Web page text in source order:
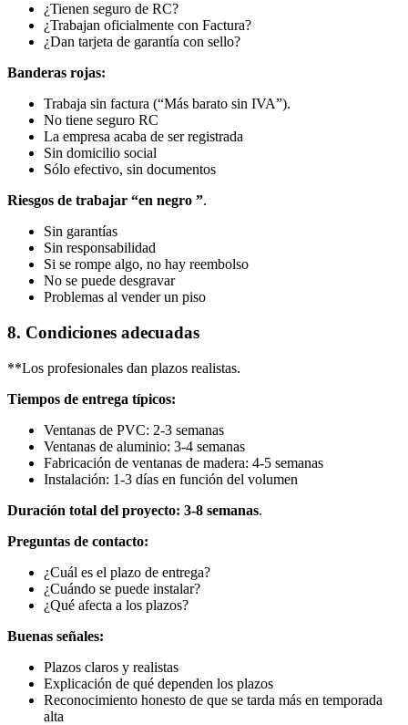
¿Tienen seguro de RC?
¿Trabajan oficialmente con Factura?
¿Dan tarjeta de garantía con sello?
Banderas rojas:
Trabaja sin factura (“Más barato sin IVA”).
No tiene seguro RC
La empresa acaba de ser registrada
Sin domicilio social
Sólo efectivo, sin documentos
Riesgos de trabajar “en negro ”.
Sin garantías
Sin responsabilidad
Si se rompe algo, no hay reembolso
No se puede desgravar
Problemas al vender un piso
8. Condiciones adecuadas
**Los profesionales dan plazos realistas.
Tiempos de entrega típicos:
Ventanas de PVC: 2-3 semanas
Ventanas de aluminio: 3-4 semanas
Fabricación de ventanas de madera: 4-5 semanas
Instalación: 1-3 días en función del volumen
Duración total del proyecto: 3-8 semanas.
Preguntas de contacto:
¿Cuál es el plazo de entrega?
¿Cuándo se puede instalar?
¿Qué afecta a los plazos?
Buenas señales:
Plazos claros y realistas
Explicación de qué dependen los plazos
Reconocimiento honesto de que se tarda más en temporada
alta